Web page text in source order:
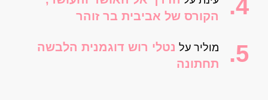
הקורס של אביבית בר זוהר
מוליר על נטלי רוש דוגמנית הלבשה
תחתונה